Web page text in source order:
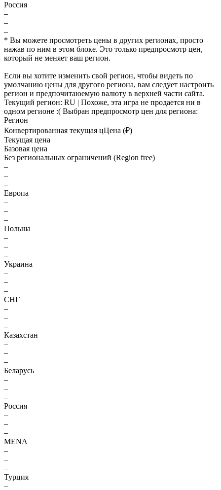
Россия
–
–
–
* Вы можете просмотреть цены в других регионах, просто
нажав по ним в этом блоке. Это только предпросмотр цен,
который не меняет ваш регион.
Если вы хотите изменить свой регион, чтобы видеть по
умолчанию цены для другого региона, вам следует настроить
регион и предпочитаюемую валюту в верхней части сайта.
Текущий регион: RU | Похоже, эта игра не продается ни в
одном регионе :( Выбран предпросмотр цен для региона:
Регион
Конвертированная текущая цЦена (₽)
Текущая цена
Базовая цена
Без региональных ограничений (Region free)
–
–
–
Европа
–
–
–
Польша
–
–
–
Украина
–
–
–
СНГ
–
–
–
Казахстан
–
–
–
Беларусь
–
–
–
Россия
–
–
–
MENA
–
–
–
Турция
–